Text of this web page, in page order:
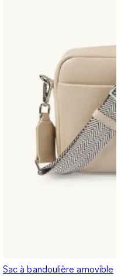
Sac à bandoulière amovible